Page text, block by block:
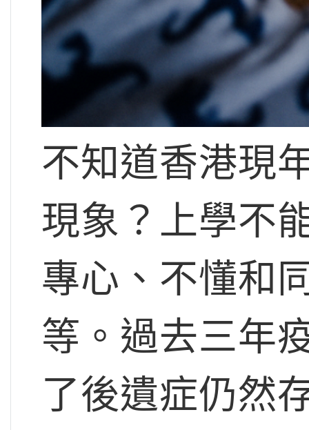
不知道香港現
現象？上學不
專心、不懂和
等。過去三年
了後遺症仍然